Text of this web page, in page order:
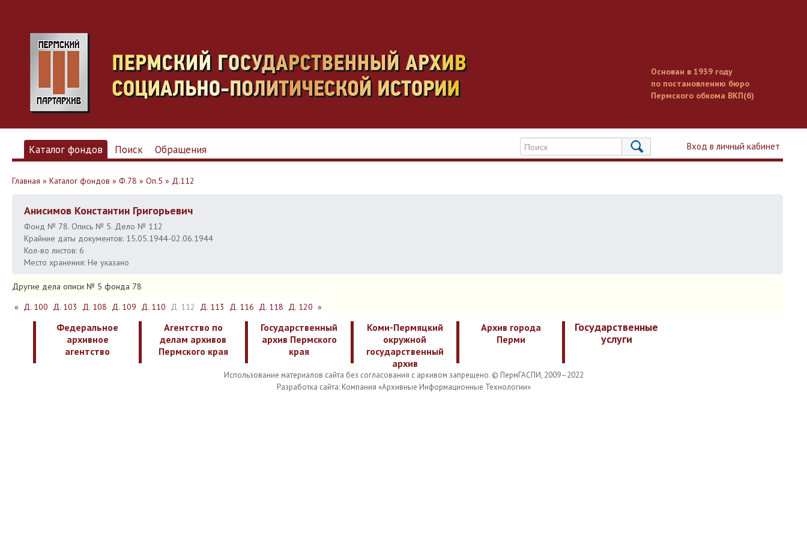
Основан в 1939 году
по постановлению бюро
Пермского обкома ВКП(б)
Вход в личный кабинет
Каталог фондов Поиск Обращения
Главная » Каталог фондов » Ф.78 » Оп.5 » Д.112
Анисимов Константин Григорьевич
Фонд № 78. Опись № 5. Дело № 112
Крайние даты документов: 15.05.1944-02.06.1944
Кол-во листов: 6
Место хранения: Не указано
Другие дела описи № 5 фонда 78
« Д. 100 Д. 103 Д. 108 Д. 109 Д. 110 Д. 112 Д. 113 Д. 116 Д. 118 Д. 120 »
Федеральное
архивное
агентство
Агентство по
делам архивов
Пермского края
Государственный
архив Пермского
края
Коми-Пермяцкий
окружной
государственный
архив
Архив города
Перми
Государственные
услуги
Использование материалов сайта без согласования с архивом запрещено. © ПермГАСПИ, 2009–2022
Разработка сайта: Компания «Архивные Информационные Технологии»